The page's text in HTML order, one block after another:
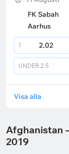
FK Sabah
Aarhus
1 2.02
UNDER 2.5
Visa alla
Afghanistan
2019